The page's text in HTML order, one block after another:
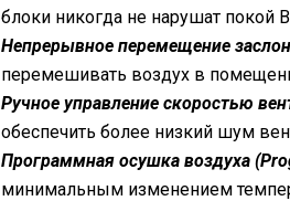
блоки никогда не нарушат покой
Непрерывное перемещение
перемешивать воздух в
Ручное управление скоростью
обеспечить более низкий шум
Программная осушка воздуха
минимальным изменением